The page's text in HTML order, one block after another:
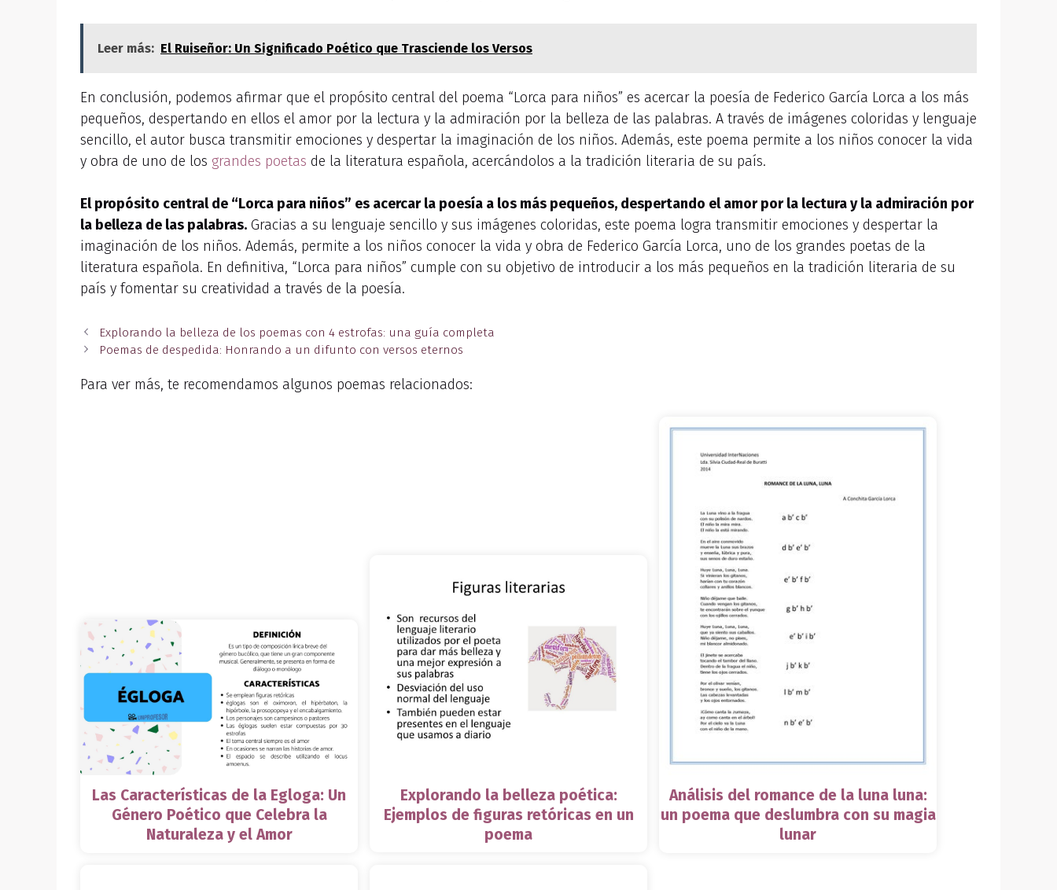
Leer más: El Ruiseñor: Un Significado Poético que Trasciende los Versos
En conclusión, podemos afirmar que el propósito central del poema “Lorca para niños” es acercar la poesía de Federico García Lorca a los más
pequeños, despertando en ellos el amor por la lectura y la admiración por la belleza de las palabras. A través de imágenes coloridas y lenguaje
sencillo, el autor busca transmitir emociones y despertar la imaginación de los niños. Además, este poema permite a los niños conocer la vida
y obra de uno de los grandes poetas de la literatura española, acercándolos a la tradición literaria de su país.
El propósito central de “Lorca para niños” es acercar la poesía a los más pequeños, despertando el amor por la lectura y la admiración por
la belleza de las palabras. Gracias a su lenguaje sencillo y sus imágenes coloridas, este poema logra transmitir emociones y despertar la
imaginación de los niños. Además, permite a los niños conocer la vida y obra de Federico García Lorca, uno de los grandes poetas de la
literatura española. En definitiva, “Lorca para niños” cumple con su objetivo de introducir a los más pequeños en la tradición literaria de su
país y fomentar su creatividad a través de la poesía.
Explorando la belleza de los poemas con 4 estrofas: una guía completa
Poemas de despedida: Honrando a un difunto con versos eternos
Para ver más, te recomendamos algunos poemas relacionados:
Las Características de la Egloga: Un
Género Poético que Celebra la
Naturaleza y el Amor
Explorando la belleza poética:
Ejemplos de figuras retóricas en un
poema
Análisis del romance de la luna luna:
un poema que deslumbra con su magia
lunar